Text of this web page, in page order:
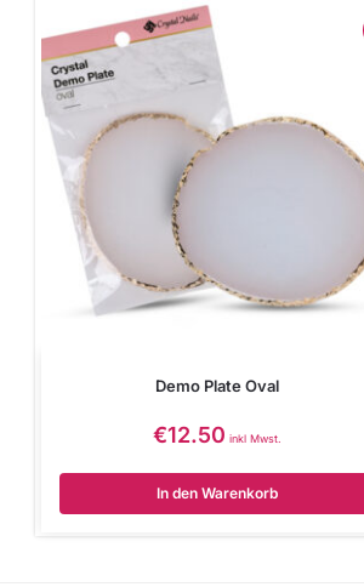
Demo Plate Oval
€12.50 inkl Mwst.
In den Warenkorb